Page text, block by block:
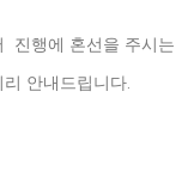
진행에 혼선을 주시는
안내드립니다.